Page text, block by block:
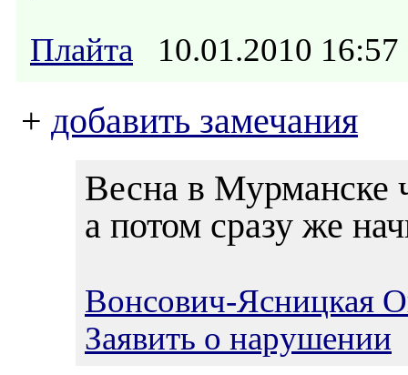
Плайта 10.01.2010
+ добавить замечания
Весна в Мурманске
а потом сразу же
Вонсович-Ясницкая
Заявить о нарушении